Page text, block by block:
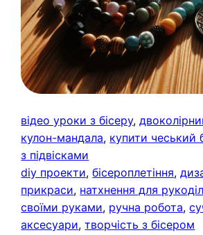
відео уроки з бісеру,
кулон-мандала, купити чеський
з підвісками
diy проекти, бісероплетіння,
прикраси, натхнення для
своїми руками, ручна робота,
аксесуари, творчість з бісером